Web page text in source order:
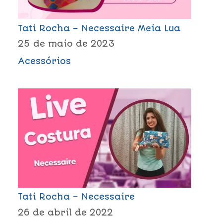
Tati Rocha – Necessaire Meia Lua
25 de maio de 2023
Acessórios
Tati Rocha – Necessaire
26 de abril de 2022